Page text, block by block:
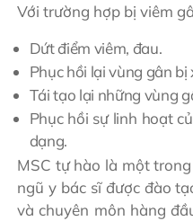
Với trường hợp bị viêm
Dứt điểm viêm, đau.
Phục hồi lại vùng gân bị
Tái tạo lại những vùng
Phục hồi sự linh hoạt
dạng.
MSC tự hào là một
ngũ y bác sĩ được đào
và chuyên môn hàng